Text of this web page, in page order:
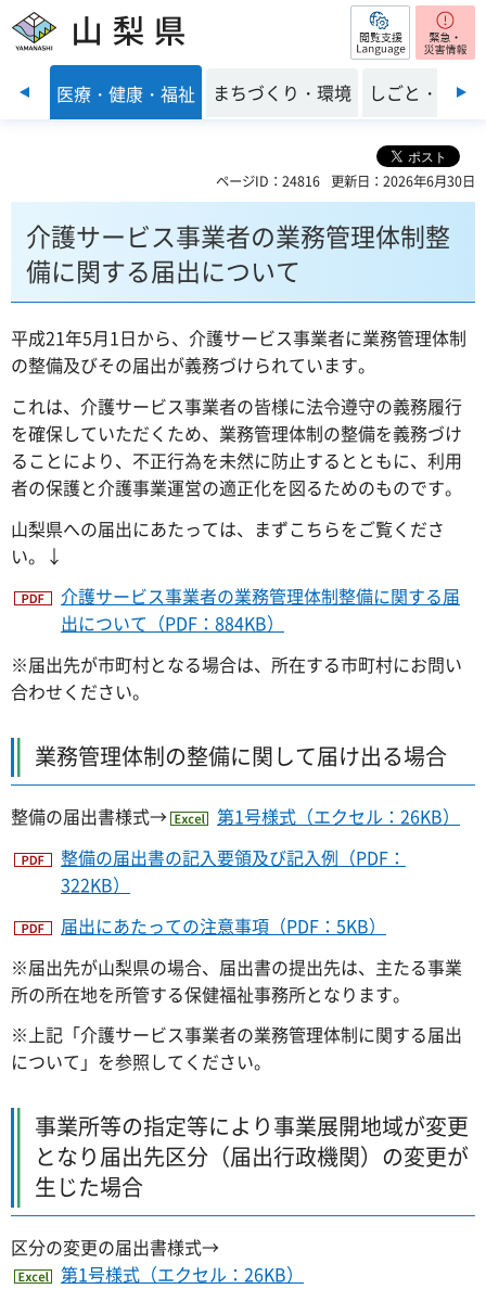
山梨県 閲覧支援
て 医療・健康・福祉 まちづくり・環境 しごと・産業
ページID：24816 更新日：2026年6月30日
介護サービス事業者の業務管理体制整
備に関する届出について
平成21年5月1日から、介護サービス事業者に業務管理体制
の整備及びその届出が義務づけられています。
これは、介護サービス事業者の皆様に法令遵守の義務履行
を確保していただくため、業務管理体制の整備を義務づけ
ることにより、不正行為を未然に防止するとともに、利用
者の保護と介護事業運営の適正化を図るためのものです。
山梨県への届出にあたっては、まずこちらをご覧くださ
い。↓
介護サービス事業者の業務管理体制整備に関する届
出について（PDF：884KB）
※届出先が市町村となる場合は、所在する市町村にお問い
合わせください。
業務管理体制の整備に関して届け出る場合
整備の届出書様式→
第1号様式（エクセル：26KB）
整備の届出書の記入要領及び記入例（PDF：
322KB）
届出にあたっての注意事項（PDF：5KB）
※届出先が山梨県の場合、届出書の提出先は、主たる事業
所の所在地を所管する保健福祉事務所となります。
※上記「介護サービス事業者の業務管理体制に関する届出
について」を参照してください。
事業所等の指定等により事業展開地域が変更
となり届出先区分（届出行政機関）の変更が
生じた場合
区分の変更の届出書様式→
第1号様式（エクセル：26KB）